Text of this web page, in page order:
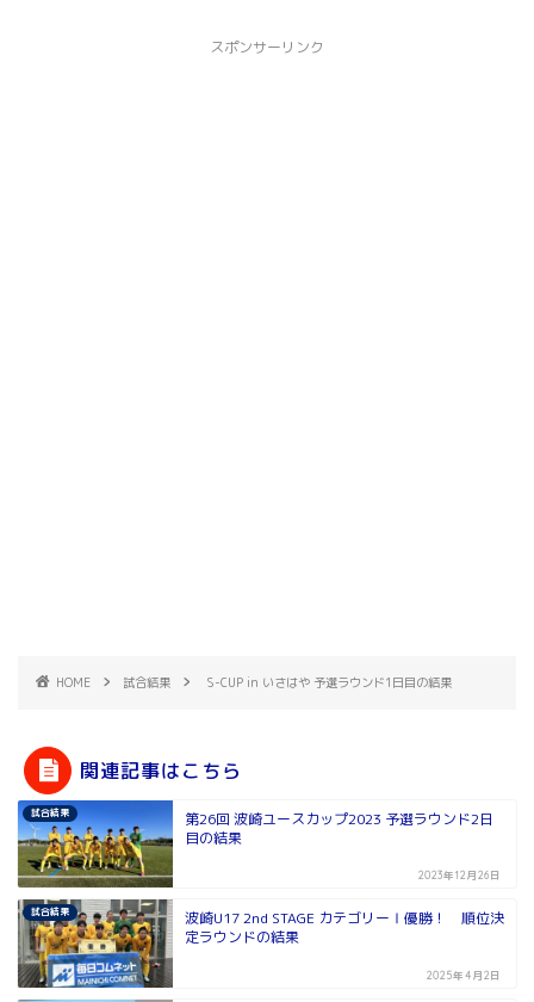
スポンサーリンク
HOME 試合結果 S-CUP in いさはや 予選ラウンド1日目の結果
関連記事はこちら
試合結果
第26回 波崎ユースカップ2023 予選ラウンド2日
目の結果
2023年12月26日
試合結果
波崎U17 2nd STAGE カテゴリーⅠ優勝！ 順位決
定ラウンドの結果
2025年4月2日